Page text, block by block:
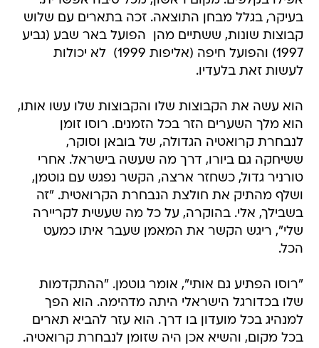
בעיקר, בגלל מבחן התוצאה. זכה בתארים עם שלוש
קבוצות שונות, ששתיים מהן  הפועל באר שבע (גביע
1997) והפועל חיפה (אליפות 1999)  לא יכולות
לעשות זאת בלעדיו.
הוא עשה את הקבוצות שלו והקבוצות שלו עשו אותו,
הוא מלך השערים הזר בכל הזמנים. רוסו זומן
לנבחרת קרואטיה הגדולה, של בובאן וסוקר,
ששיחקה גם ביורו, דרך מה שעשה בישראל. אחרי
טורניר גדול, כשחזר ארצה, הקשר נפגש עם גוטמן,
ושלף מהתיק את חולצת הנבחרת הקרואטית. "זה
בשבילך, אלי. בהוקרה, על כל מה שעשית לקריירה
שלי", ריגש הקשר את המאמן שעבר איתו כמעט
הכל.
"רוסו הפתיע גם אותי", אומר גוטמן. "ההתקדמות
שלו בכדורגל הישראלי היתה מדהימה. הוא הפך
למנהיג בכל מועדון בו דרך. הוא עזר להביא תארים
בכל מקום, והשיא אכן היה שזומן לנבחרת קרואטיה.